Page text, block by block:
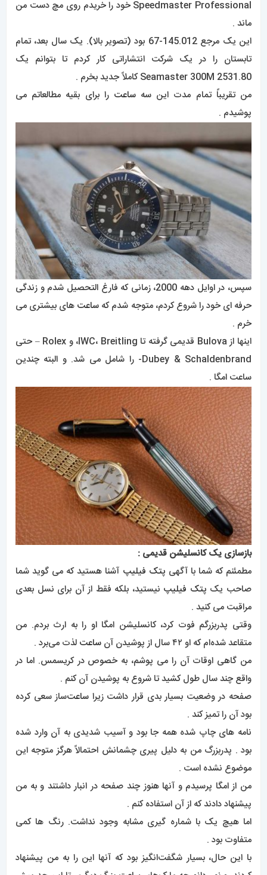
Speedmaster Professional خود را خریدم روی مچ دست من
ماند .
این یک مرجع 145.012-67 بود (تصویر بالا). یک سال بعد، تمام
تابستان را در یک شرکت انتشاراتی کار کردم تا بتوانم یک
Seamaster 300M 2531.80 کاملاً جدید بخرم .
من تقریباً تمام مدت این سهساعت را برای بقیه مطالعاتم می
پوشیدم .
سپس، در اوایل دهه 2000، زمانی که فارغ التحصیل شدم و زندگی
حرفه ای خود را شروع کردم، متوجه شدم که ساعت های بیشتری می
خرم .
اینها از Bulova قدیمی گرفته تا IWC، Breitling، و Rolex – حتی
Dubey & Schaldenbrand- را شامل می شد. و البته چندین
ساعت امگا .
بازسازی یک کانسلیشن قدیمی :
مطمئنم که شما با آگهی پتک فیلیپ آشنا هستید که می گوید شما
صاحب یک پتک فیلیپ نیستید، بلکه فقط از آن برای نسل بعدی
مراقبت می کنید .
وقتی پدربزرگم فوت کرد، کانسلیشن امگا او را به ارث بردم. من
متقاعد شده‌ام که او ۴۲ سال از پوشیدن آن
ساعت لذت می‌برد .
من گاهی اوقات آن را می پوشم، به خصوص در کریسمس. اما در
واقع چند سال طول کشید تا شروع به پوشیدن آن کنم .
صفحه در وضعیت بسیار بدی قرار داشت زیرا ساعت‌ساز سعی کرده
بود آن را تمیز کند .
نامه های چاپ شده همه جا بود و آسیب شدیدی به آن وارد شده
بود . پدربزرگ من به دلیل پیری چشمانش احتمالاً هرگز متوجه این
موضوع نشده است .
من از امگا پرسیدم و آنها هنوز چند صفحه در انبار داشتند و به من
پیشنهاد دادند که از آن استفاده کنم .
اما هیچ یک با شماره گیری مشابه وجود نداشت. رنگ ها کمی
متفاوت بود .
با این حال، بسیار شگفت‌انگیز بود که آنها این را به من پیشنهاد